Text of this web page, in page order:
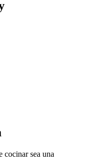
cocinar sea una